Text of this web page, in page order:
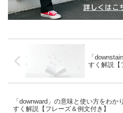
「
すく解説【
「downward」の意味と使い方をわか
すく解説【フレーズ＆例文付き】